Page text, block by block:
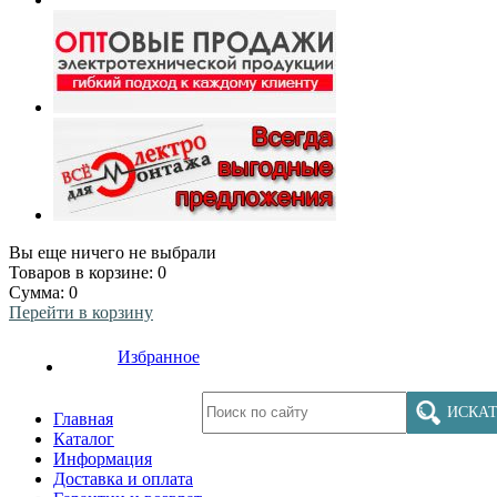
Вы еще ничего не выбрали
Товаров в корзине: 0
Сумма: 0
Перейти в корзину
Избранное
Главная
Каталог
Информация
Доставка и оплата